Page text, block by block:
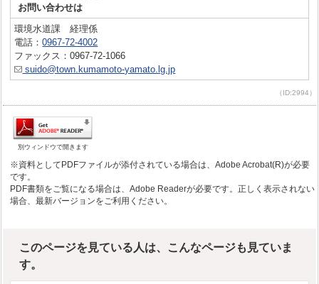
お問い合わせは
環境水道課 経理係
電話：0967-72-4002
ファックス：0967-72-1066
suido@town.kumamoto-yamato.lg.jp
（ID:2994）
別ウィンドウで開きます
※資料としてPDFファイルが添付されている場合は、Adobe Acrobat(R)が必要
です。
PDF書類をご覧になる場合は、Adobe Readerが必要です。正しく表示されない
場合、最新バージョンをご利用ください。
このページを見ている人は、こんなページも見ていま
す。